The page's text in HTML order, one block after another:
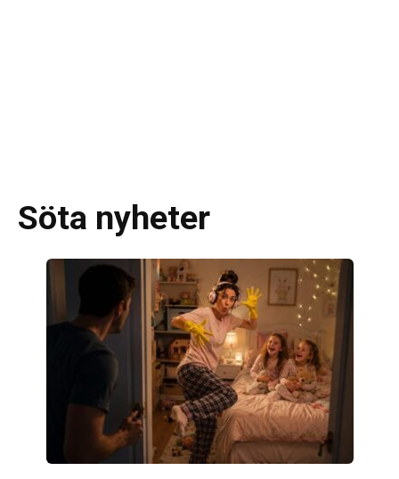
Söta nyheter